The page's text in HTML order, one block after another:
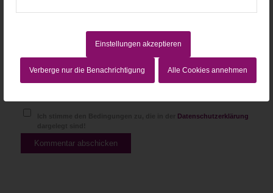
Einstellungen akzeptieren
Verberge nur die Benachrichtigung Alle Cookies annehmen
Datenschutzerklärung